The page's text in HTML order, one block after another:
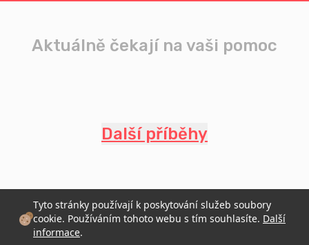
Aktuálně čekají na vaši pomoc
Další příběhy
Tyto stránky používají k poskytování služeb soubory
cookie. Používáním tohoto webu s tím souhlasíte. Další
informace.